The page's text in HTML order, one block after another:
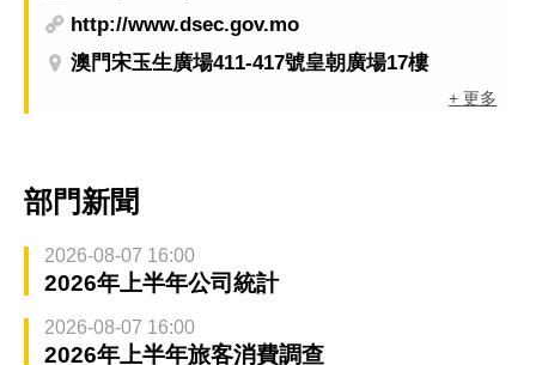
http://www.dsec.gov.mo
澳門宋玉生廣場411-417號皇朝廣場17樓
+ 更多
部門新聞
2026-08-07 16:00
2026年上半年公司統計
2026-08-07 16:00
2026年上半年旅客消費調查